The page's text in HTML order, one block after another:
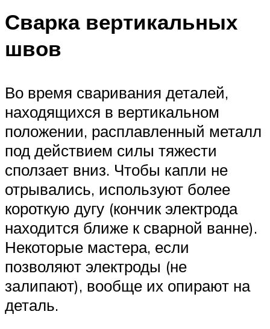
Сварка вертикальных
швов
Во время сваривания деталей,
находящихся в вертикальном
положении, расплавленный металл
под действием силы тяжести
сползает вниз. Чтобы капли не
отрывались, используют более
короткую дугу (кончик электрода
находится ближе к сварной ванне).
Некоторые мастера, если
позволяют электроды (не
залипают), вообще их опирают на
деталь.